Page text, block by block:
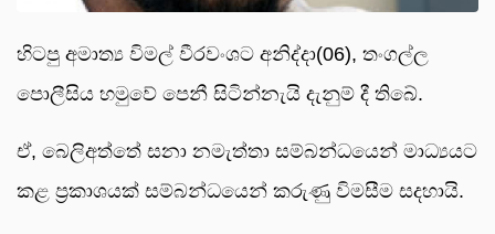
හිටපු අමාත්‍ය විමල් වීරවංශට අනිද්දා(06), තංගල්ල
පොලීසිය හමුවේ පෙනී සිටින්නැයි දැනුම් දී තිබේ.
ඒ, බෙලිඅත්තේ සනා නමැත්තා සම්බන්ධයෙන් මාධ්‍යයට
කළ ප්‍රකාශයක් සම්බන්ධයෙන් කරුණු විමසීම සදහායි.